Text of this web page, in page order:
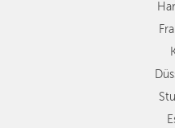
Nürnberg